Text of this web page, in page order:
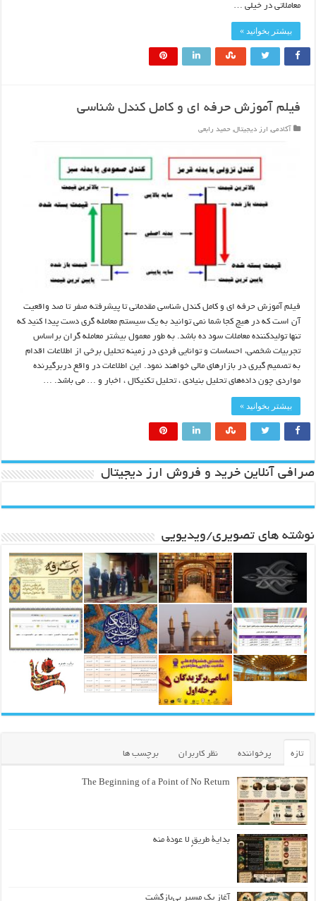
معاملاتی در خیلی …
بیشتر بخوانید »
فیلم آموزش حرفه ای و کامل کندل شناسی
آکادمی, ارز دیجیتال, حمید رابعی
فیلم آموزش حرفه ای و کامل کندل شناسی مقدماتی تا پیشرفته صفر تا صد واقعیت
آن است که در هیچ کجا شما نمی توانید به یک سیستم معامله گری دست پیدا کنید که
تنها تولیدکننده معاملات سود ده باشد. به طور معمول بیشتر معامله گران براساس
تجربیات شخصی، احساسات و توانایی فردی در زمینه تحلیل برخی از اطلاعات اقدام
به تصمیم گیری در بازارهای مالی خواهند نمود. این اطلاعات در واقع دربرگیرنده
مواردی چون داده‌های تحلیل بنیادی ، تحلیل تکنیکال ، اخبار و … می باشد. …
بیشتر بخوانید »
صرافی آنلاین خرید و فروش ارز دیجیتال
نوشته های تصویری/ویدیویی
تازه پرخواننده نظر کاربران برچسب ها
The Beginning of a Point of No Return
بداية طريقٍ لا عودة منه
آغاز یک مسیر بی‌بازگشت